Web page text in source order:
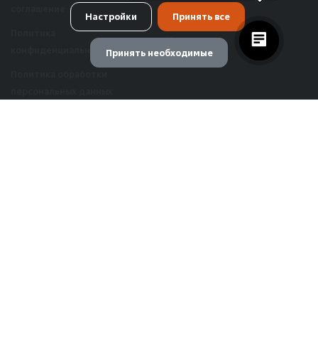
конфиденциальности
О компании
Новости
Настройки Принять все
Принять необходимые
Управление предпочтениями cookie